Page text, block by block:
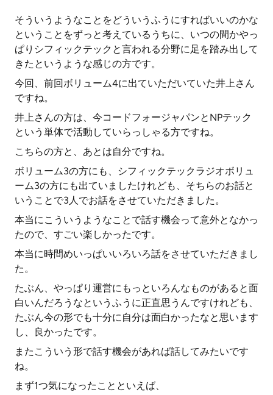
そういうようなことをどういうふうにすればいいのかな
ということをずっと考えているうちに、いつの間かやっ
ぱりシフィックテックと言われる分野に足を踏み出して
きたというような感じの方です。
今回、前回ボリューム4に出ていただいていた井上さん
ですね。
井上さんの方は、今コードフォージャパンとNPテック
という単体で活動していらっしゃる方ですね。
こちらの方と、あとは自分ですね。
ボリューム3の方にも、シフィックテックラジオボリュ
ーム3の方にも出ていましたけれども、そちらのお話と
いうことで3人でお話をさせていただきました。
本当にこういうようなことで話す機会って意外となかっ
たので、すごい楽しかったです。
本当に時間めいっぱいいろいろ話をさせていただきまし
た。
たぶん、やっぱり運営にもっといろんなものがあると面
白いんだろうなというふうに正直思うんですけれども、
たぶん今の形でも十分に自分は面白かったなと思います
し、良かったです。
またこういう形で話す機会があれば話してみたいです
ね。
まず1つ気になったことといえば、